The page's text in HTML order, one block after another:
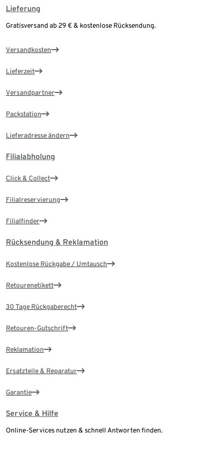
Lieferung
Gratisversand ab 29 € & kostenlose Rücksendung.
Versandkosten
Lieferzeit
Versandpartner
Packstation
Lieferadresse ändern
Filialabholung
Click & Collect
Filialreservierung
Filialfinder
Rücksendung & Reklamation
Kostenlose Rückgabe / Umtausch
Retourenetikett
30 Tage Rückgaberecht
Retouren-Gutschrift
Reklamation
Ersatzteile & Reparatur
Garantie
Service & Hilfe
Online-Services nutzen & schnell Antworten finden.